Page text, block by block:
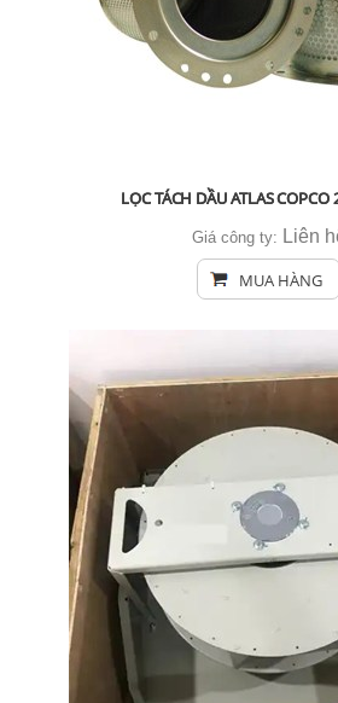
LỌC TÁCH DẦU ATLAS
Giá công ty: Liên
MUA HÀNG